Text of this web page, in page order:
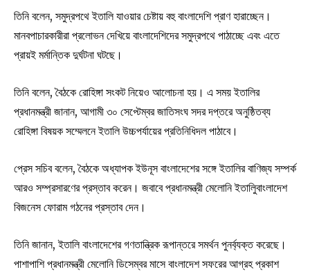
তিনি বলেন, সমুদ্রপথে ইতালি যাওয়ার চেষ্টায় বহু বাংলাদেশি প্রাণ হারাচ্ছেন।
মানবপাচারকারীরা প্রলোভন দেখিয়ে বাংলাদেশিদের সমুদ্রপথে পাঠাচ্ছে এবং এতে
প্রায়ই মর্মান্তিক দুর্ঘটনা ঘটছে।
তিনি বলেন, বৈঠকে রোহিঙ্গা সংকট নিয়েও আলোচনা হয়। এ সময় ইতালির
প্রধানমন্ত্রী জানান, আগামী ৩০ সেপ্টেম্বর জাতিসংঘ সদর দপ্তরে অনুষ্ঠিতব্য
রোহিঙ্গা বিষয়ক সম্মেলনে ইতালি উচ্চপর্যায়ের প্রতিনিধিদল পাঠাবে।
প্রেস সচিব বলেন, বৈঠকে অধ্যাপক ইউনূস বাংলাদেশের সঙ্গে ইতালির বাণিজ্য সম্পর্ক
আরও সম্প্রসারণের প্রস্তাব করেন। জবাবে প্রধানমন্ত্রী মেলোনি ইতালিুবাংলাদেশ
বিজনেস ফোরাম গঠনের প্রস্তাব দেন।
তিনি জানান, ইতালি বাংলাদেশের গণতান্ত্রিক রূপান্তরে সমর্থন পুনর্ব্যক্ত করেছে।
পাশাপাশি প্রধানমন্ত্রী মেলোনি ডিসেম্বর মাসে বাংলাদেশ সফরের আগ্রহ প্রকাশ